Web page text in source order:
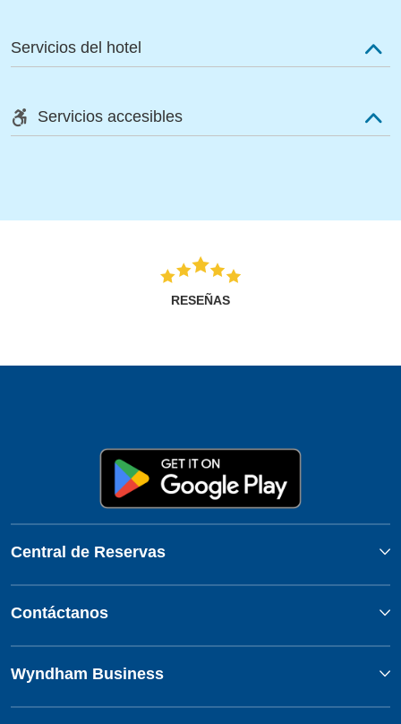
Servicios del hotel
Servicios accesibles
RESEÑAS
Central de Reservas
Contáctanos
Wyndham Business